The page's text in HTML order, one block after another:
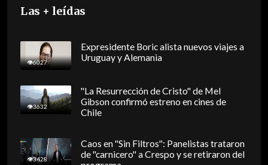
Las + leídas
6027
Expresidente Boric alista nuevos viajes a
Uruguay y Alemania
3632
"La Resurrección de Cristo" de Mel
Gibson confirmó estreno en cines de
Chile
3428
Caos en "Sin Filtros": Panelistas trataron
de "carnicero" a Crespo y se retiraron del